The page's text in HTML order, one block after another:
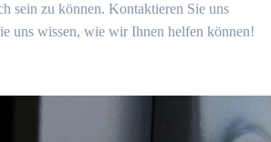
sein zu können.​ Kontaktieren Sie uns
uns wissen, wie wir Ihnen helfen können!​